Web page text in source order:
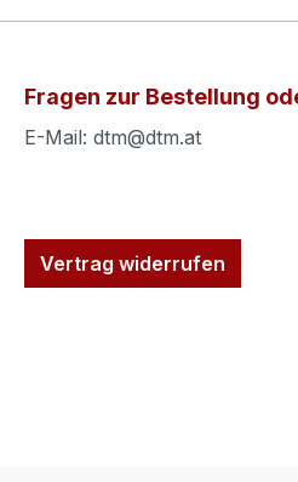
Fragen zur Bestellung
E-Mail: dtm@dtm.at
Vertrag widerrufen